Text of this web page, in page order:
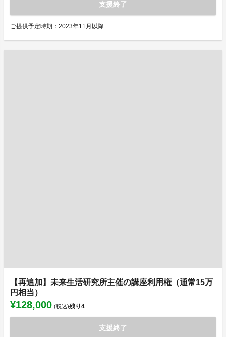
支援終了
ご提供予定時期：2023年11月以降
【再追加】未来生活研究所主催の講座利用権（通常15万
円相当）
¥128,000 (税込)残り4
支援終了